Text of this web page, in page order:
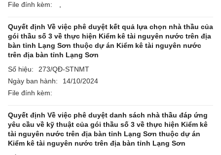
File đính kèm:
Quyết định Về việc phê duyệt kết quả lựa chọn nhà thầu của
gói thầu số 3 về thực hiện Kiểm kê tài nguyên nước trên địa
bàn tỉnh Lạng Sơn thuộc dự án Kiểm kê tài nguyên nước
trên địa bàn tỉnh Lạng Sơn
Số hiệu:
273/QĐ-STNMT
Ngày ban hành:
14/10/2024
File đính kèm:
Quyết định Về việc phê duyệt danh sách nhà thầu đáp ứng
yêu cầu về kỹ thuật của gói thầu số 3 về thực hiện Kiểm kê
tài nguyên nước trên địa bàn tỉnh Lạng Sơn thuộc dự án
Kiểm kê tài nguyên nước trên địa bàn tỉnh Lạng Sơn